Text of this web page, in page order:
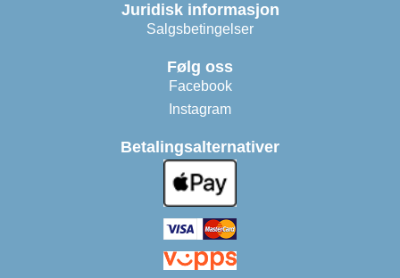
Juridisk informasjon
Salgsbetingelser
Følg oss
Facebook
Instagram
Betalingsalternativer